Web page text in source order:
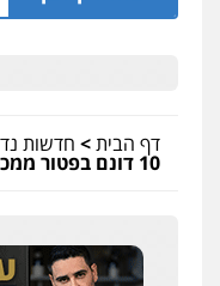
דף הבית> חדשות
10 דונם בפטור ממכרז לטובת התחדשות עירונית